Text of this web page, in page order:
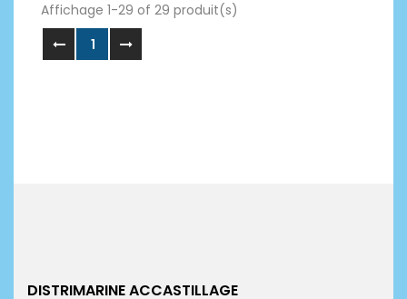
Affichage 1-29 of 29 produit(s)
1
DISTRIMARINE ACCASTILLAGE